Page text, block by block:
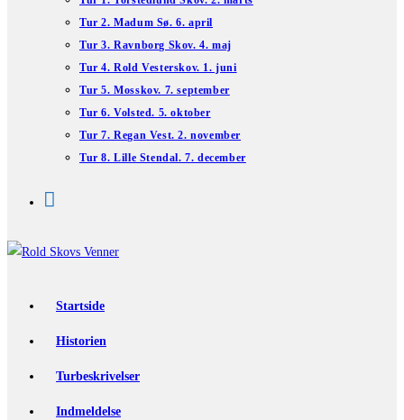
Tur 2. Madum Sø. 6. april
Tur 3. Ravnborg Skov. 4. maj
Tur 4. Rold Vesterskov. 1. juni
Tur 5. Mosskov. 7. september
Tur 6. Volsted. 5. oktober
Tur 7. Regan Vest. 2. november
Tur 8. Lille Stendal. 7. december
Startside
Historien
Turbeskrivelser
Indmeldelse